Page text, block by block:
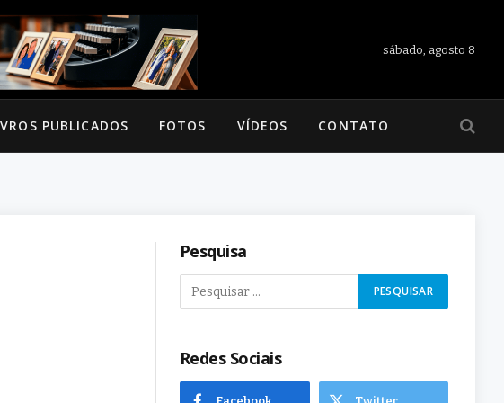
sábado, agosto 8
PUBLICADOS FOTOS VÍDEOS CONTATO
Pesquisa
Redes Sociais